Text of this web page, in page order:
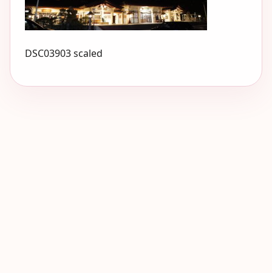
DSC03903 scaled